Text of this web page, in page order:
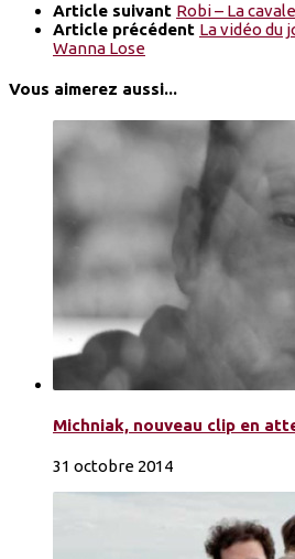
Article suivant Robi – La cavale
Article précédent La vidéo du
Wanna Lose
Vous aimerez aussi...
Michniak, nouveau clip en
31 octobre 2014